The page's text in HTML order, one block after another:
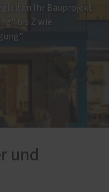
Ihr Bauprojekt
bis Z wie
und